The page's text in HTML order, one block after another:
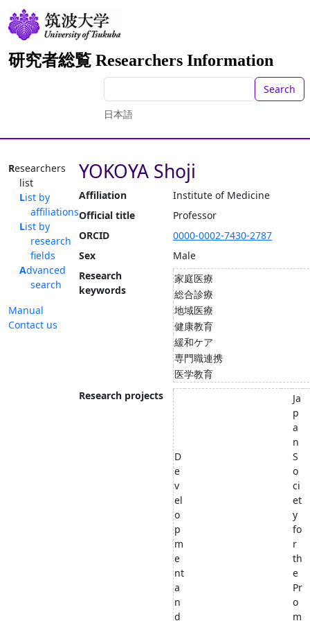
研究者総覧 Researchers Information
Search
日本語
Researchers
list
List by
affiliations
List by
research
fields
Advanced
search
Manual
Contact us
YOKOYA Shoji
Affiliation
Institute of Medicine
Official title
Professor
ORCID
0000-0002-7430-2787
Sex
Male
Research
keywords
家庭医療
総合診療
地域医療
健康教育
緩和ケア
専門職連携
医学教育
Research projects
D
e
v
el
o
p
m
e
nt
a
n
d
Ja
p
a
n
S
o
ci
et
y
fo
r
th
e
Pr
o
m